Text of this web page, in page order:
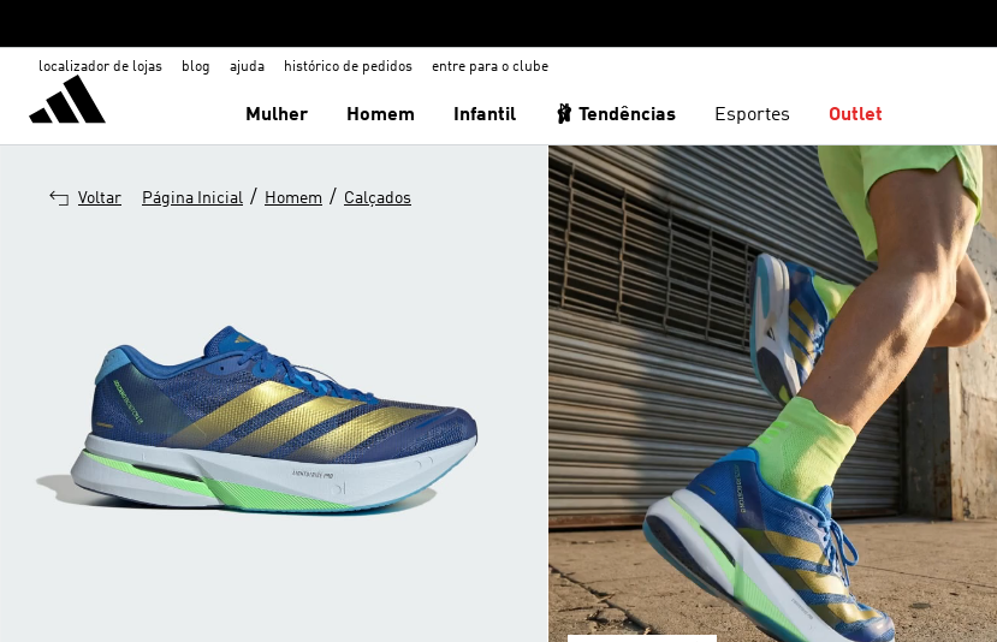
localizador de lojas blog ajuda histórico de pedidos entre para o clube
Mulher Homem Infantil 🩰 Tendências Esportes Outlet
Voltar Página Inicial / Homem / Calçados